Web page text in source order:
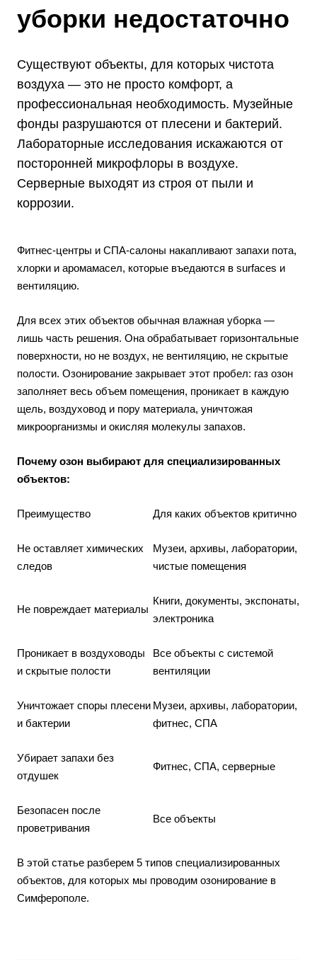
уборки недостаточно
Существуют объекты, для которых чистота
воздуха — это не просто комфорт, а
профессиональная необходимость. Музейные
фонды разрушаются от плесени и бактерий.
Лабораторные исследования искажаются от
посторонней микрофлоры в воздухе.
Серверные выходят из строя от пыли и
коррозии.
Фитнес-центры и СПА-салоны накапливают запахи пота,
хлорки и аромамасел, которые въедаются в surfaces и
вентиляцию.
Для всех этих объектов обычная влажная уборка —
лишь часть решения. Она обрабатывает горизонтальные
поверхности, но не воздух, не вентиляцию, не скрытые
полости. Озонирование закрывает этот пробел: газ озон
заполняет весь объем помещения, проникает в каждую
щель, воздуховод и пору материала, уничтожая
микроорганизмы и окисляя молекулы запахов.
Почему озон выбирают для специализированных
объектов:
Преимущество Для каких объектов критично
Не оставляет химических
следов
Музеи, архивы, лаборатории,
чистые помещения
Не повреждает материалы
Книги, документы, экспонаты,
электроника
Проникает в воздуховоды
и скрытые полости
Все объекты с системой
вентиляции
Уничтожает споры плесени
и бактерии
Музеи, архивы, лаборатории,
фитнес, СПА
Убирает запахи без
отдушек
Фитнес, СПА, серверные
Безопасен после
проветривания
Все объекты
В этой статье разберем 5 типов специализированных
объектов, для которых мы проводим озонирование в
Симферополе.